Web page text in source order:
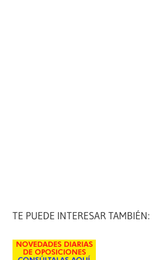
TE PUEDE INTERESAR TAMBIÉN: